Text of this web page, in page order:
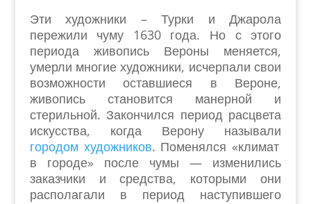
Эти художники – Турки и Джарола
пережили чуму 1630 года. Но с этого
периода живопись Вероны меняется,
умерли многие художники, исчерпали свои
возможности оставшиеся в Вероне,
живопись становится манерной и
стерильной. Закончился период расцвета
искусства, когда Верону называли
городом художников. Поменялся «климат
в городе» после чумы — изменились
заказчики и средства, которыми они
располагали в период наступившего